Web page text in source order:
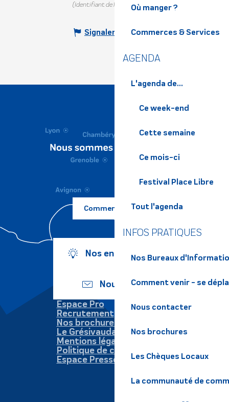
Où manger ?
Commerces & Services
AGENDA
L'agenda de...
Ce week-end
Cette semaine
Ce mois-ci
Festival Place Libre
Tout l'agenda
INFOS PRATIQUES
Nos Bureaux
Comment venir - se
Nous contacter
Nos brochures
Les Chèques Locaux
La communauté de
(Identifiant de l'offre :198228 )
Signaler une erreur
Comment venir ?
Nos engagements
Nous écrire
Espace Pro
Recrutement
Nos brochures
Le Grésivaudan
Mentions légales
Politique de confidentialité
Espace Presse